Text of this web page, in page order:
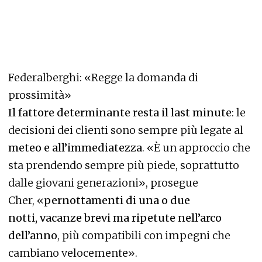
Federalberghi: «Regge la domanda di
prossimità»
Il fattore determinante resta il last minute: le
decisioni dei clienti sono sempre più legate al
meteo e all’immediatezza. «È un approccio che
sta prendendo sempre più piede, soprattutto
dalle giovani generazioni», prosegue
Cher, «pernottamenti di una o due
notti, vacanze brevi ma ripetute nell’arco
dell’anno, più compatibili con impegni che
cambiano velocemente».